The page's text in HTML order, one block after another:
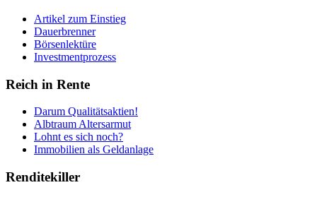
Artikel zum Einstieg
Dauerbrenner
Börsenlektüre
Investmentprozess
Reich in Rente
Darum Qualitätsaktien!
Albtraum Altersarmut
Lohnt es sich noch?
Immobilien als Geldanlage
Renditekiller